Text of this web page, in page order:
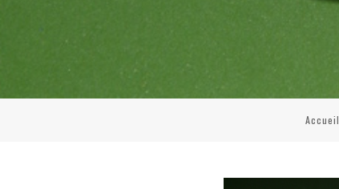
Accueil